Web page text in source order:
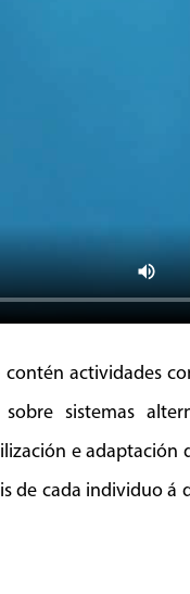
contén actividades
sistemas
e adaptación
de cada individuo á